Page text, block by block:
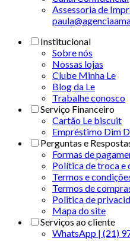
Assessoria de
Institucional
Sobre nós
Nossas lojas
Clube Minha Le
Blog da Le
Trabalhe conosco
Serviço Financeiro
Cartão Le biscuit
Empréstimo Dim
Perguntas e
Formas de
Política de troca e
Termos e
Termos de
Politica de
Mapa do site
Serviços ao cliente
WhatsApp | (21)